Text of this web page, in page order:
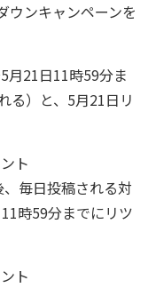
ウンキャンペーンを
月21日11時59分ま
る）と、5月21日リ
ト
毎日投稿される対
時59分までにリツ
ト